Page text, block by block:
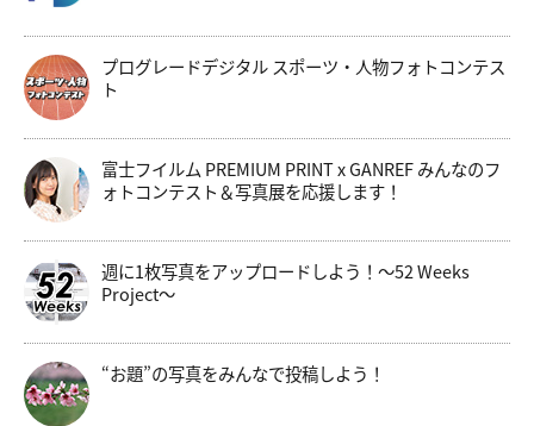
プログレードデジタル スポーツ・人物フォトコンテス
ト
富士フイルム PREMIUM PRINT x GANREF みんなのフ
ォトコンテスト＆写真展を応援します！
週に1枚写真をアップロードしよう！～52 Weeks
Project～
“お題”の写真をみんなで投稿しよう！